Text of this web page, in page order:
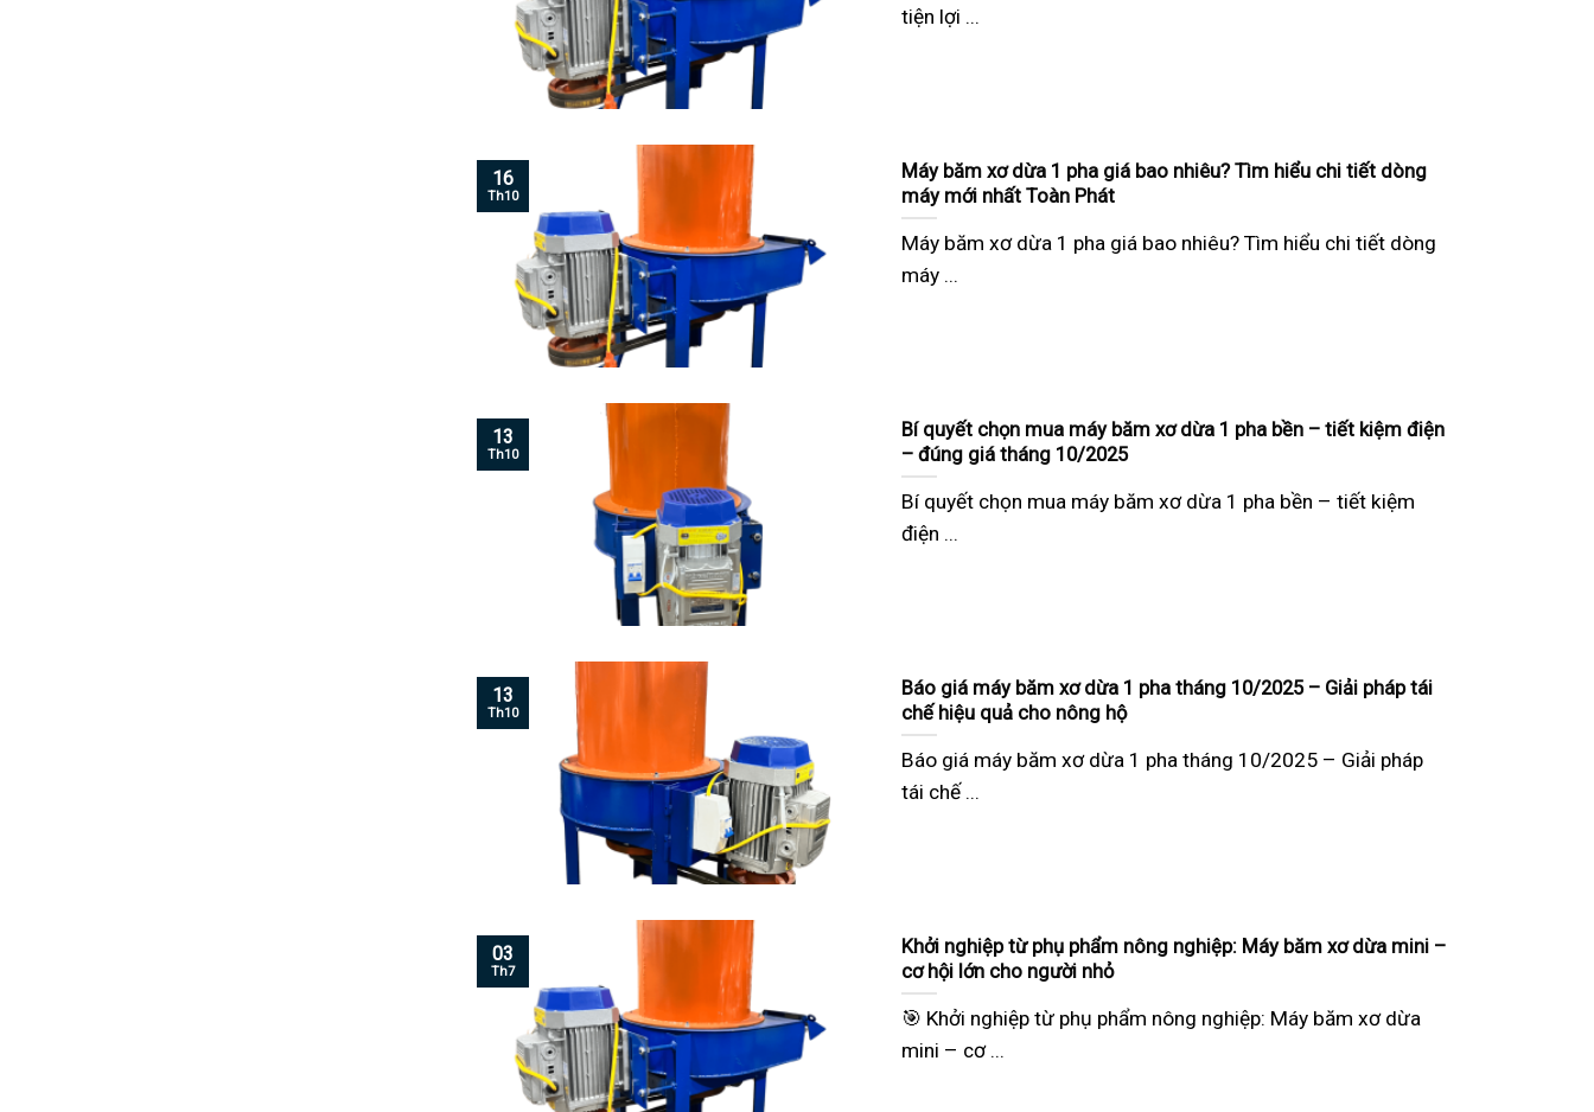
tiện lợi ...
Máy băm xơ dừa 1 pha giá bao nhiêu? Tìm hiểu chi tiết dòng
máy mới nhất Toàn Phát
Máy băm xơ dừa 1 pha giá bao nhiêu? Tìm hiểu chi tiết dòng
máy ...
16
Th10
Bí quyết chọn mua máy băm xơ dừa 1 pha bền – tiết kiệm điện
– đúng giá tháng 10/2025
Bí quyết chọn mua máy băm xơ dừa 1 pha bền – tiết kiệm
điện ...
13
Th10
Báo giá máy băm xơ dừa 1 pha tháng 10/2025 – Giải pháp tái
chế hiệu quả cho nông hộ
Báo giá máy băm xơ dừa 1 pha tháng 10/2025 – Giải pháp
tái chế ...
13
Th10
Khởi nghiệp từ phụ phẩm nông nghiệp: Máy băm xơ dừa mini –
cơ hội lớn cho người nhỏ
🎯 Khởi nghiệp từ phụ phẩm nông nghiệp: Máy băm xơ dừa
mini – cơ ...
03
Th7